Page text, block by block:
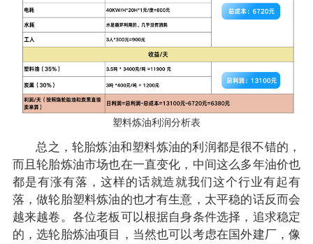
塑料炼油利润分析表
总之，轮胎炼油和塑料炼油的利润都是很不错的，
而且轮胎炼油市场也在一直变化，中间这么多年油价也
都是有涨有落，这样的话就造就我们这个行业有起有
落，做轮胎塑料炼油的也才有生意，太平稳的话反而会
越来越卷。各位老板可以根据自身条件选择，追求稳定
的，选轮胎炼油项目，当然也可以考虑在国外建厂，像